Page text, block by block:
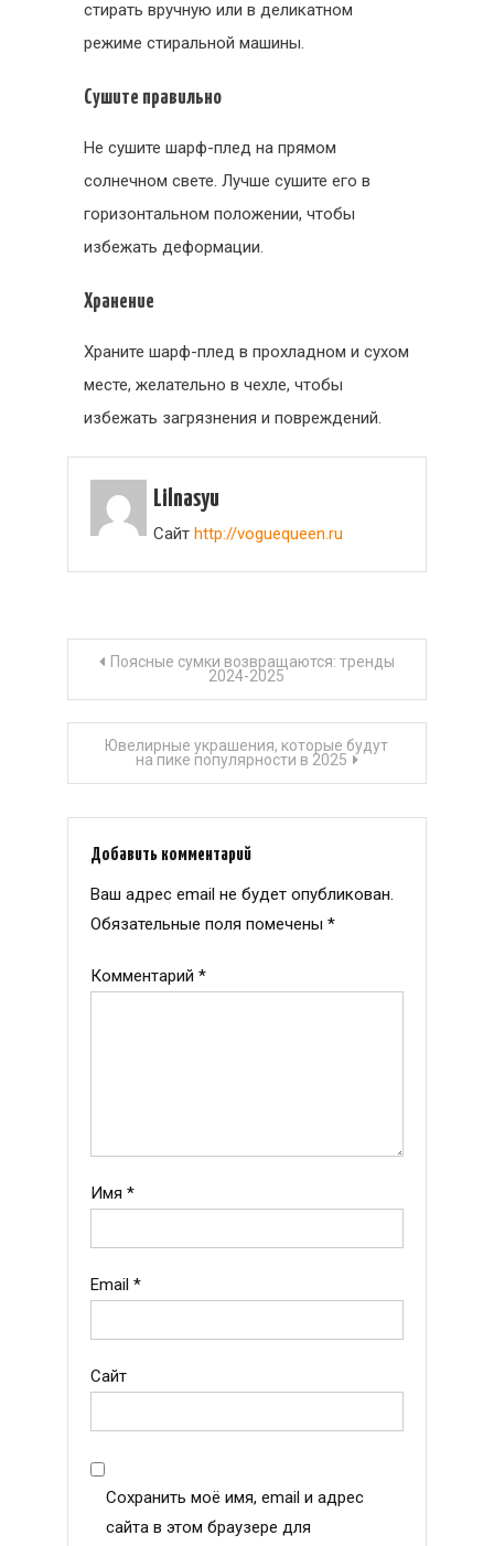
стирать вручную или в деликатном
режиме стиральной машины.
Сушите правильно
Не сушите шарф-плед на прямом
солнечном свете. Лучше сушите его в
горизонтальном положении, чтобы
избежать деформации.
Хранение
Храните шарф-плед в прохладном и сухом
месте, желательно в чехле, чтобы
избежать загрязнения и повреждений.
Lilnasyu
Сайт http://voguequeen.ru
Навигация
записям
Поясные сумки возвращаются: тренды
2024-2025
Ювелирные украшения, которые будут
на пике популярности в 2025
Добавить комментарий
Ваш адрес email не будет опубликован.
Обязательные поля помечены *
Комментарий *
Имя *
Email *
Сайт
Сохранить моё имя, email и адрес
сайта в этом браузере для